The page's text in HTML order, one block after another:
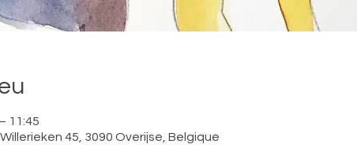
11:45
45, 3090 Overijse, Belgique